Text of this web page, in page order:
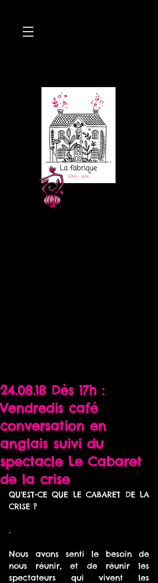
24.08.18 Dès 17h :
Vendredis café
conversation en
anglais suivi du
spectacle Le Cabaret
de la crise
QU'EST-CE QUE LE CABARET DE LA
CRISE ?
.
Nous avons senti le besoin de
nous réunir, et de réunir les
spectateurs qui vivent les